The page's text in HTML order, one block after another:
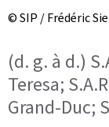
© SIP / Frédéric
(d. g. à d.)
Teresa;
Grand-Duc;